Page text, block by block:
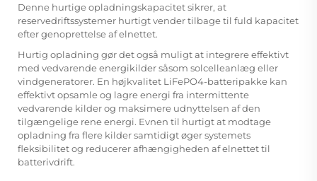
Denne hurtige opladningskapacitet sikrer, at
reservedriftssystemer hurtigt vender tilbage til fuld kapacitet
efter genoprettelse af elnettet.
Hurtig opladning gør det også muligt at integrere effektivt
med vedvarende energikilder såsom solcelleanlæg eller
vindgeneratorer. En højkvalitet LiFePO4-batteripakke kan
effektivt opsamle og lagre energi fra intermittente
vedvarende kilder og maksimere udnyttelsen af den
tilgængelige rene energi. Evnen til hurtigt at modtage
opladning fra flere kilder samtidigt øger systemets
fleksibilitet og reducerer afhængigheden af elnettet til
batterivdrift.